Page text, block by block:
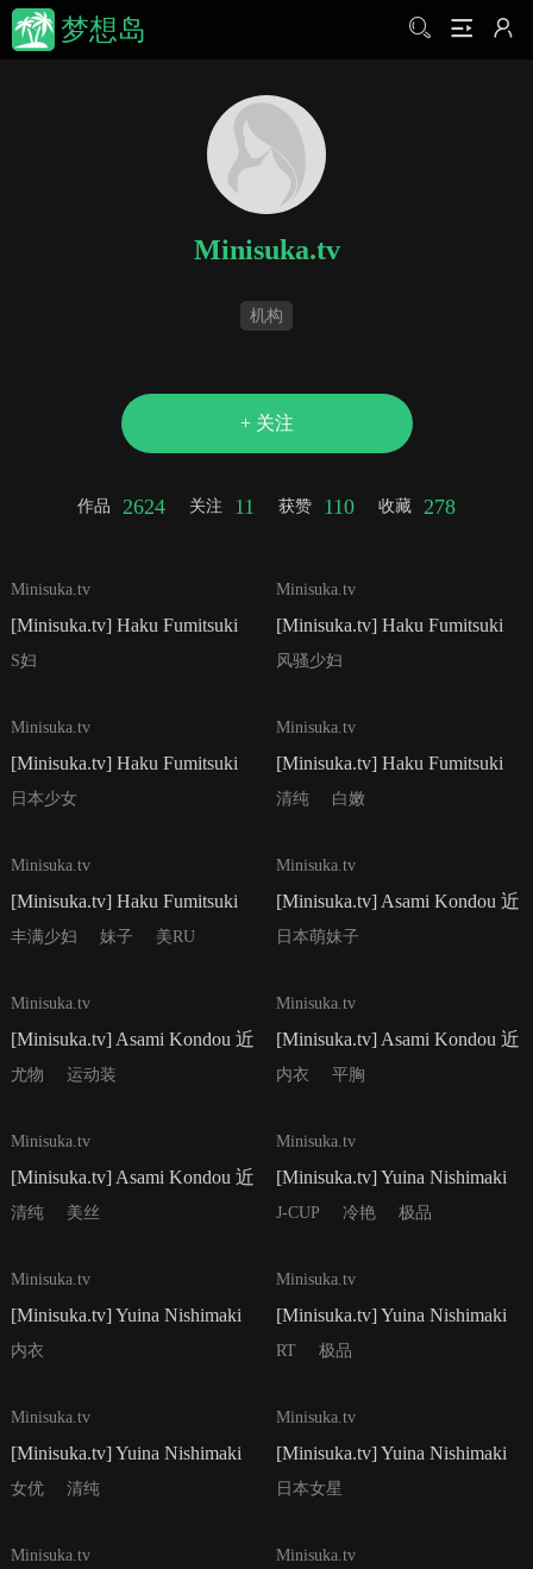
梦想岛
Minisuka.tv
机构
+ 关注
作品 2624 关注 11 获赞 110 收藏 278
Minisuka.tv
[Minisuka.tv] Haku Fumitsuki
文月珀 - Regular Gallery Set
S妇
Minisuka.tv
[Minisuka.tv] Haku Fumitsuki
文月珀 - Regular Gallery Set
风骚少妇
Minisuka.tv
[Minisuka.tv] Haku Fumitsuki
文月珀 - Regular Gallery Set
日本少女
Minisuka.tv
[Minisuka.tv] Haku Fumitsuki
文月珀 - Regular Gallery Set
清纯 白嫩
Minisuka.tv
[Minisuka.tv] Haku Fumitsuki
文月珀 - Regular Gallery Set
丰满少妇 妹子 美RU
Minisuka.tv
[Minisuka.tv] Asami Kondou 近
藤あさみ - Secret Gallery
日本萌妹子
Minisuka.tv
[Minisuka.tv] Asami Kondou 近
藤あさみ - Secret Gallery
尤物 运动装
Minisuka.tv
[Minisuka.tv] Asami Kondou 近
藤あさみ - Secret Gallery
内衣 平胸
Minisuka.tv
[Minisuka.tv] Asami Kondou 近
藤あさみ - Secret Gallery
清纯 美丝
Minisuka.tv
[Minisuka.tv] Yuina Nishimaki
西巻ゆいな - Secret Gallery
J-CUP 冷艳 极品
Minisuka.tv
[Minisuka.tv] Yuina Nishimaki
西巻ゆいな - Secret Gallery
内衣
Minisuka.tv
[Minisuka.tv] Yuina Nishimaki
西巻ゆいな - Secret Gallery
RT 极品
Minisuka.tv
[Minisuka.tv] Yuina Nishimaki
西巻ゆいな - Regular Gallery
女优 清纯
Minisuka.tv
[Minisuka.tv] Yuina Nishimaki
西巻ゆいな - Regular Gallery
日本女星
Minisuka.tv Minisuka.tv